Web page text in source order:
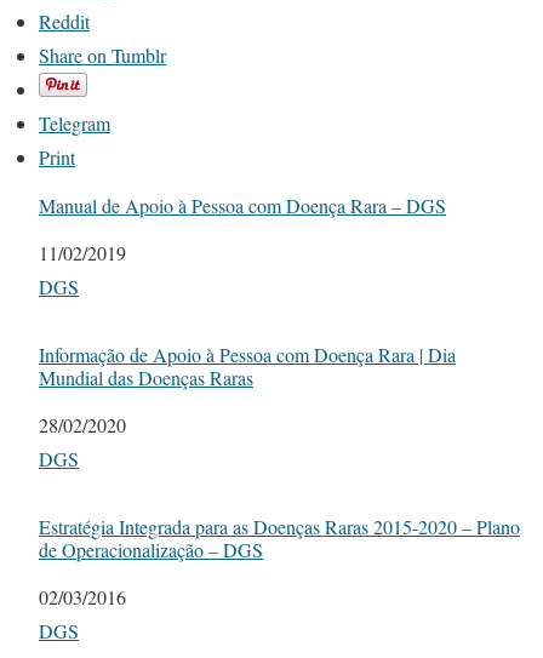
Reddit
Share on Tumblr
Telegram
Print
Manual de Apoio à Pessoa com Doença Rara – DGS
Date
11/02/2019
In relation to
DGS
Informação de Apoio à Pessoa com Doença Rara | Dia
Mundial das Doenças Raras
Date
28/02/2020
In relation to
DGS
Estratégia Integrada para as Doenças Raras 2015-2020 – Plano
de Operacionalização – DGS
Date
02/03/2016
In relation to
DGS